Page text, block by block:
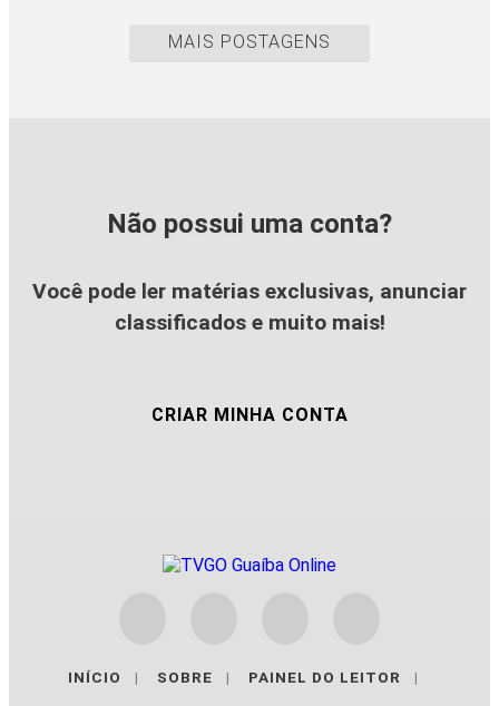
MAIS POSTAGENS
Não possui uma conta?
Você pode ler matérias exclusivas, anunciar
classificados e muito mais!
CRIAR MINHA CONTA
INÍCIO | SOBRE | PAINEL DO LEITOR |